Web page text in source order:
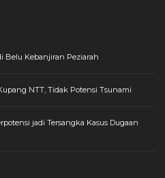
Belu Kebanjiran Peziarah
NTT, Tidak Potensi Tsunami
jadi Tersangka Kasus Dugaan